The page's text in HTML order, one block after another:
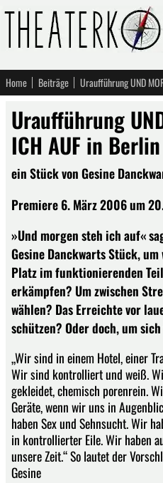
Home Beiträge
Uraufführung
ICH AUF in Berlin
ein Stück von Gesine
Premiere 6. März 2006 um
»Und morgen steh ich auf«
Gesine Danckwarts Stück,
Platz im funktionierenden
erkämpfen? Um zwischen
wählen? Das Erreichte vor
schützen? Oder doch, um
„Wir sind in einem Hotel, einer
Wir sind kontrolliert und weiß.
gekleidet, chemisch porenrein.
Geräte, wenn wir uns in
haben Sex und Sehnsucht. Wir
in kontrollierter Eile. Wir haben
unsere Zeit.“ So lautet der
Gesine